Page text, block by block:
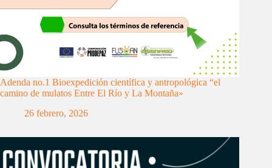
Adenda no.1 Bioexpedición científica y antropológica “el
camino de mulatos Entre El Río y La Montaña»
26 febrero, 2026